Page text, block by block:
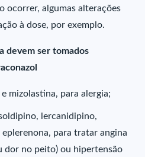
ocorrer, algumas alterações
à dose, por exemplo.
devem ser tomados
mizolastina, para alergia;
lercanidipino,
para tratar angina
dor no peito) ou hipertensão